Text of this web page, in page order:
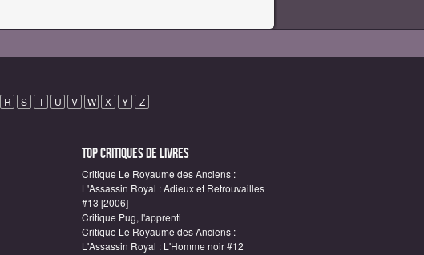
R S T U V W X Y Z
Top critiques de Livres
Critique Le Royaume des Anciens :
L'Assassin Royal : Adieux et Retrouvailles
#13 [2006]
Critique Pug, l'apprenti
Critique Le Royaume des Anciens :
L'Assassin Royal : L'Homme noir #12